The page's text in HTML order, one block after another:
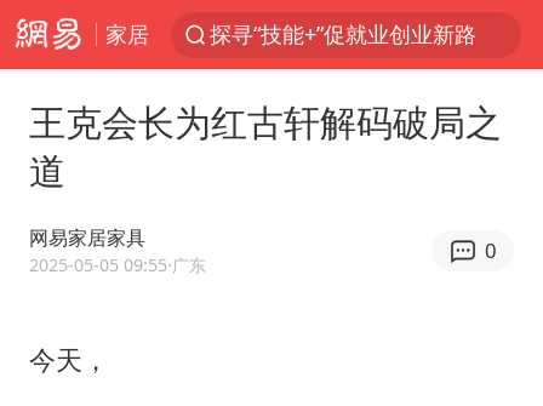
家居
探寻“技能+”促就业创业新路
印度暴发金迪普拉病毒
美国退回1000亿美元关税
王克会长为红古轩解码破局之
道
网易家居家具
2025-05-05 09:55·广东
0
今天，